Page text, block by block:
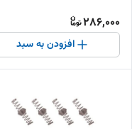
286,000
افزودن به سبد